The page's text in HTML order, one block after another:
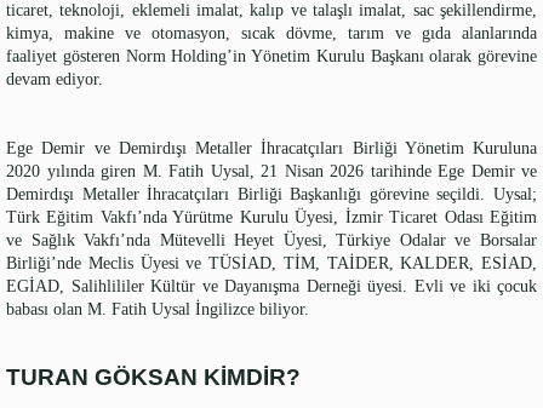
ticaret, teknoloji, eklemeli imalat, kalıp ve talaşlı imalat, sac şekillendirme,
kimya, makine ve otomasyon, sıcak dövme, tarım ve gıda alanlarında
faaliyet gösteren Norm Holding’in Yönetim Kurulu Başkanı olarak görevine
devam ediyor.
Ege Demir ve Demirdışı Metaller İhracatçıları Birliği Yönetim Kuruluna
2020 yılında giren M. Fatih Uysal, 21 Nisan 2026 tarihinde Ege Demir ve
Demirdışı Metaller İhracatçıları Birliği Başkanlığı görevine seçildi. Uysal;
Türk Eğitim Vakfı’nda Yürütme Kurulu Üyesi, İzmir Ticaret Odası Eğitim
ve Sağlık Vakfı’nda Mütevelli Heyet Üyesi, Türkiye Odalar ve Borsalar
Birliği’nde Meclis Üyesi ve TÜSİAD, TİM, TAİDER, KALDER, ESİAD,
EGİAD, Salihlililer Kültür ve Dayanışma Derneği üyesi. Evli ve iki çocuk
babası olan M. Fatih Uysal İngilizce biliyor.
TURAN GÖKSAN KİMDİR?